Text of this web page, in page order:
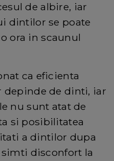
de albire, iar
dintilor se poate
ora in scaunul
ca eficienta
depinde de dinti, iar
nu sunt atat de
si posibilitatea
a dintilor dupa
disconfort la